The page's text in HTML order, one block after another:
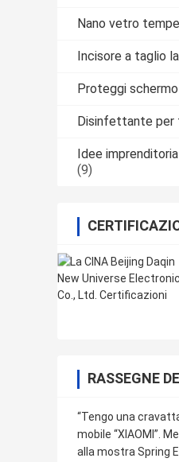
Nano vetro
Incisore a taglio
Proteggi
Disinfettante per
Idee
(9)
RASSEGNE
“Tengo una
mobile “XIAOMI”.
alla mostra Spring